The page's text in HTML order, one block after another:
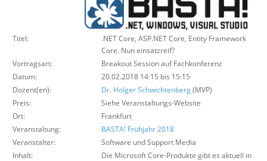
Über uns
Suche
Titel:
.NET Core, ASP.NET Core, Entity Framework
Core. Nun einsatzreif?
Vortragsart:
Breakout Session auf Fachkonferenz
Datum:
20.02.2018 14:15 bis 15:15
Dozent(en):
Dr. Holger Schwichtenberg(MVP)
Preis:
Siehe Veranstaltungs-Website
Ort:
Frankfurt
Veranstaltung:
BASTA! Frühjahr 2018
Veranstalter:
Software und Support Media
Inhalt:
Die Microsoft Core-Produkte gibt es aktuell in